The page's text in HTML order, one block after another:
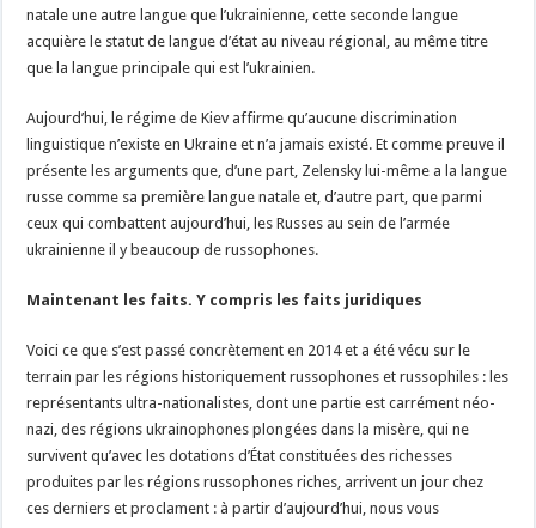
natale une autre langue que l’ukrainienne, cette seconde langue
acquière le statut de langue d’état au niveau régional, au même titre
que la langue principale qui est l’ukrainien.
Aujourd’hui, le régime de Kiev affirme qu’aucune discrimination
linguistique n’existe en Ukraine et n’a jamais existé. Et comme preuve il
présente les arguments que, d’une part, Zelensky lui-même a la langue
russe comme sa première langue natale et, d’autre part, que parmi
ceux qui combattent aujourd’hui, les Russes au sein de l’armée
ukrainienne il y beaucoup de russophones.
Maintenant les faits. Y compris les faits juridiques
Voici ce que s’est passé concrètement en 2014 et a été vécu sur le
terrain par les régions historiquement russophones et russophiles : les
représentants ultra-nationalistes, dont une partie est carrément néo-
nazi, des régions ukrainophones plongées dans la misère, qui ne
survivent qu’avec les dotations d’État constituées des richesses
produites par les régions russophones riches, arrivent un jour chez
ces derniers et proclament : à partir d’aujourd’hui, nous vous